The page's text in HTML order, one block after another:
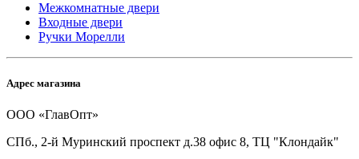
Межкомнатные двери
Входные двери
Ручки Морелли
Адрес магазина
ООО «ГлавОпт»
СПб., 2-й Муринский проспект д.38 офис 8, ТЦ "Клондайк"